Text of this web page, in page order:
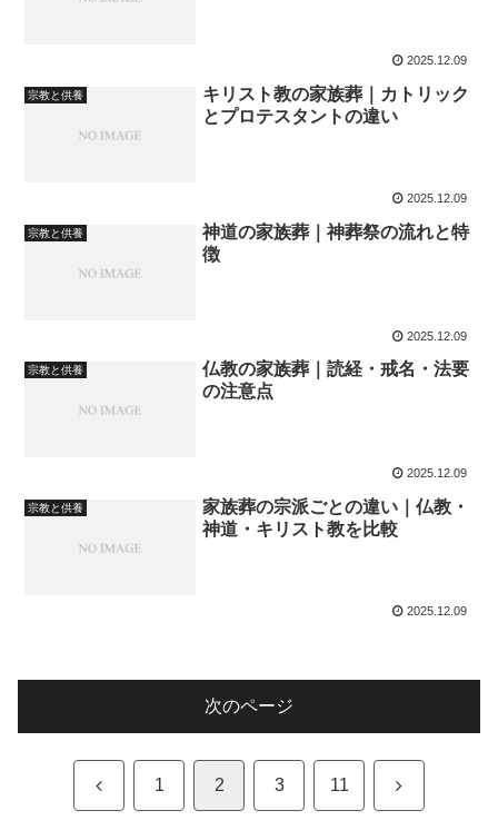
2025.12.09
宗教と供養
キリスト教の家族葬｜カトリック
とプロテスタントの違い
2025.12.09
宗教と供養
神道の家族葬｜神葬祭の流れと特
徴
2025.12.09
宗教と供養
仏教の家族葬｜読経・戒名・法要
の注意点
2025.12.09
宗教と供養
家族葬の宗派ごとの違い｜仏教・
神道・キリスト教を比較
2025.12.09
次のページ
前 1 2 3 11 次